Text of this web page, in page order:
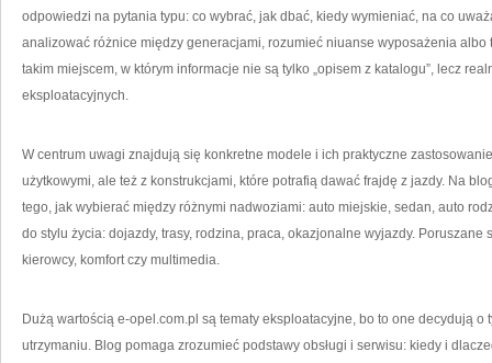
odpowiedzi na pytania typu: co wybrać, jak dbać, kiedy wymieniać, na co
analizować różnice między generacjami, rozumieć niuanse wyposażenia
takim miejscem, w którym informacje nie są tylko „opisem z katalogu”, lecz
eksploatacyjnych.
W centrum uwagi znajdują się konkretne modele i ich praktyczne
użytkowymi, ale też z konstrukcjami, które potrafią dawać frajdę z jazdy. Na
tego, jak wybierać między różnymi nadwoziami: auto miejskie, sedan, auto
do stylu życia: dojazdy, trasy, rodzina, praca, okazjonalne wyjazdy.
kierowcy, komfort czy multimedia.
Dużą wartością e-opel.com.pl są tematy eksploatacyjne, bo to one decydują o
utrzymaniu. Blog pomaga zrozumieć podstawy obsługi i serwisu: kiedy i